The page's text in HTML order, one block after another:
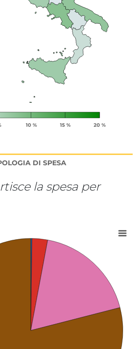
10 % 15 % 20 %
DI SPESA
la spesa per
per: Spese di
fette
dati, Grafico interattivo per: